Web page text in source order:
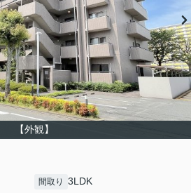
【外観】
間取り 3LDK